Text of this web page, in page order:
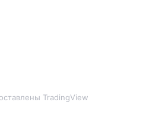
TradingView